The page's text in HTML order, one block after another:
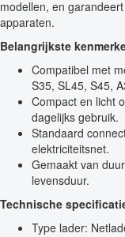
modellen, en
apparaten.
Belangrijkste
Compatibel met
S35, SL45, S45,
Compact en licht
dagelijks gebruik.
Standaard
elektriciteitsnet.
Gemaakt van
levensduur.
Technische
Type lader: